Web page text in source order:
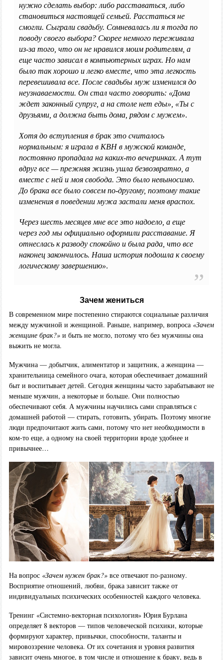
нужно сделать выбор: либо расставаться, либо
становиться настоящей семьей. Расстаться не
смогли. Сыграли свадьбу. Сомневалась ли я тогда по
поводу своего выбора? Скорее немного переживала
из-за того, что он не нравился моим родителям, а
еще часто зависал в компьютерных играх. Но нам
было так хорошо и легко вместе, что эта легкость
перевешивала все. После свадьбы муж изменился до
неузнаваемости. Он стал часто говорить: «Дома
ждет законный супруг, а на столе нет еды», «Ты с
друзьями, а должна быть дома, рядом с мужем».
Хотя до вступления в брак это считалось
нормальным: я играла в КВН в мужской команде,
постоянно пропадала на каких-то вечеринках. А тут
вдруг все — прежняя жизнь ушла безвозвратно, а
вместе с ней и моя свобода. Это было невыносимо.
До брака все было совсем по-другому, поэтому такие
изменения в поведении мужа застали меня враспох.
Через шесть месяцев мне все это надоело, а еще
через год мы официально оформили расставание. Я
отнеслась к разводу спокойно и была рада, что все
наконец закончилось. Наша история подошла к своему
логическому завершению».
Зачем жениться
В современном мире постепенно стираются социальные различия
между мужчиной и женщиной. Раньше, например, вопроса «Зачем
женщине брак?»и быть не могло, потому что без мужчины она
выжить не могла.
Мужчина — добытчик, алиментатор и защитник, а женщина —
хранительница семейного очага, которая обеспечивает домашний
быт и воспитывает детей. Сегодня женщины часто зарабатывают не
меньше мужчин, а некоторые и больше. Они полностью
обеспечивают себя. А мужчины научились сами справляться с
домашней работой — стирать, готовить, убирать. Поэтому многие
люди предпочитают жить сами, потому что нет необходимости в
ком-то еще, а одному на своей территории вроде удобнее и
привычнее…
На вопрос «Зачем нужен брак?»все отвечают по-разному.
Восприятие отношений, любви, брака зависит также от
индивидуальных психических особенностей каждого человека.
Тренинг «Системно-векторная психология» Юрия Бурлана
определяет 8 векторов — типов человеческой психики, которые
формируют характер, привычки, способности, таланты и
мировоззрение человека. От их сочетания и уровня развития
зависит очень многое, в том числе и отношение к браку, ведь в